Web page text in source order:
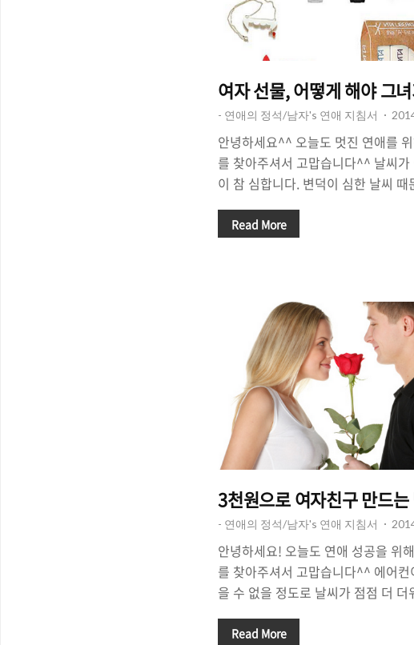
여자 선물, 어떻게 해야 그
- 연애의 정석/남자's 연애 지침서
안녕하세요^^ 오늘도 멋진 연애를
를 찾아주셔서 고맙습니다^^ 날씨가
이 참 심합니다. 변덕이 심한 날씨
는 사람이 있기도 하죠^^ 여러분은
면 문제 없겠죠?^^ 오늘은 많은 남자
수 있는, '여자 선물'에 대해서 이야기
'어떤 선물을 해야 여자가 좋아할까
줄 수 있을까?'라는 고민을 합니다.
는 걸까요? 비싸고 좋은 기준..
Read More
3천원으로 여자친구 만드
- 연애의 정석/남자's 연애 지침서
안녕하세요! 오늘도 연애 성공을 위
를 찾아주셔서 고맙습니다^^ 에어
을 수 없을 정도로 날씨가 점점 더 더
다나 계곡에서 신나게 놀아야 할 텐
Read More